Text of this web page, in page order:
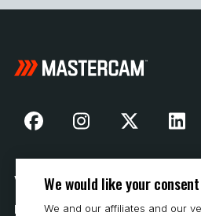
Vår historia
Hur man köper
We would like your consent
We and our affiliates and our